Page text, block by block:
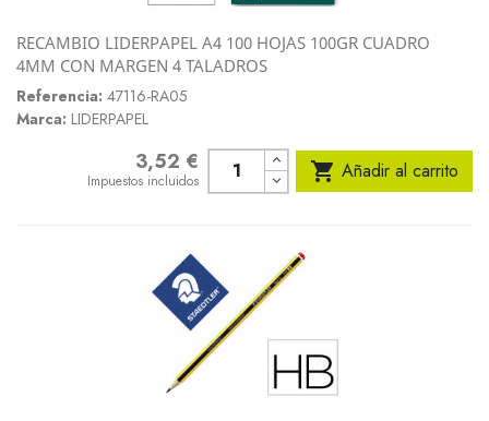
RECAMBIO LIDERPAPEL A4 100 HOJAS 100GR CUADRO
4MM CON MARGEN 4 TALADROS
Referencia: 47116-RA05
Marca: LIDERPAPEL
3,52 €
Impuestos incluidos  Añadir al carrito